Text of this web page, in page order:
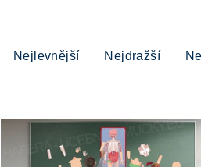
a
e
Nejlevnější Nejdražší
V
ý